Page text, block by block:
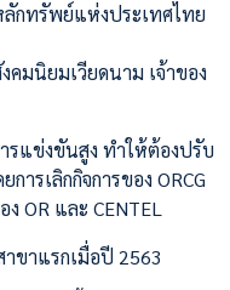
ลักทรัพย์แห่งประเทศไทย
มนิยมเวียดนาม เจ้าของ
รแข่งขันสูง ทําให้ต้องปรับ
ารเลิกกิจการของ ORCG
OR และ CENTEL
ขาแรกเมื่อปี 2563